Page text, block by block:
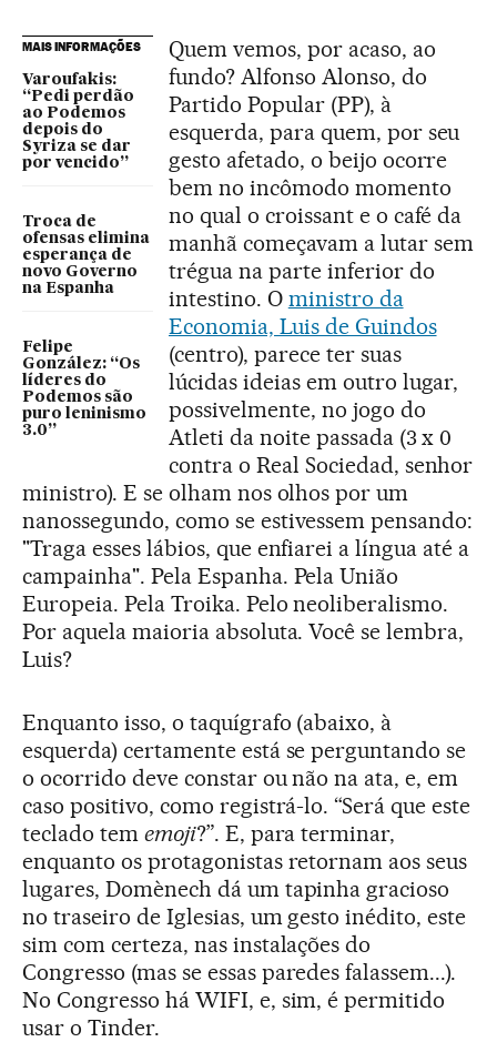
MAIS INFORMAÇÕES
Varoufakis:
“Pedi perdão
ao Podemos
depois do
Syriza se dar
por vencido”
Troca de
ofensas elimina
esperança de
novo Governo
na Espanha
Felipe
González: “Os
líderes do
Podemos são
puro leninismo
3.0”
Quem vemos, por acaso, ao
fundo? Alfonso Alonso, do
Partido Popular (PP), à
esquerda, para quem, por seu
gesto afetado, o beijo ocorre
bem no incômodo momento
no qual o croissant e o café da
manhã começavam a lutar sem
trégua na parte inferior do
intestino. O ministro da
Economia, Luis de Guindos
(centro), parece ter suas
lúcidas ideias em outro lugar,
possivelmente, no jogo do
Atleti da noite passada (3 x 0
contra o Real Sociedad, senhor
ministro). E se olham nos olhos por um
nanossegundo, como se estivessem pensando:
"Traga esses lábios, que enfiarei a língua até a
campainha". Pela Espanha. Pela União
Europeia. Pela Troika. Pelo neoliberalismo.
Por aquela maioria absoluta. Você se lembra,
Luis?
Enquanto isso, o taquígrafo (abaixo, à
esquerda) certamente está se perguntando se
o ocorrido deve constar ou não na ata, e, em
caso positivo, como registrá-lo. “Será que este
teclado tem emoji?”. E, para terminar,
enquanto os protagonistas retornam aos seus
lugares, Domènech dá um tapinha gracioso
no traseiro de Iglesias, um gesto inédito, este
sim com certeza, nas instalações do
Congresso (mas se essas paredes falassem...).
No Congresso há WIFI, e, sim, é permitido
usar o Tinder.